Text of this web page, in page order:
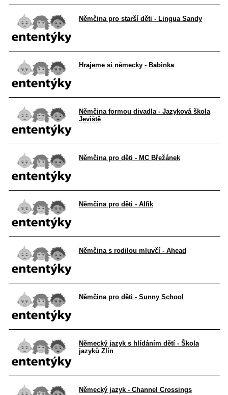
Němčina pro starší děti - Lingua Sandy
Hrajeme si německy - Babinka
Němčina formou divadla - Jazyková škola
Jeviště
Němčina pro děti - MC Břežánek
Němčina pro děti - Alfík
Němčina s rodilou mluvčí - Ahead
Němčina pro děti - Sunny School
Německý jazyk s hlídáním dětí - Škola
jazyků Zlín
Německý jazyk - Channel Crossings